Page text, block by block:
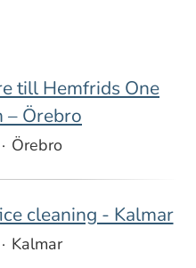
till Hemfrids One
– Örebro
· Örebro
cleaning - Kalmar
· Kalmar